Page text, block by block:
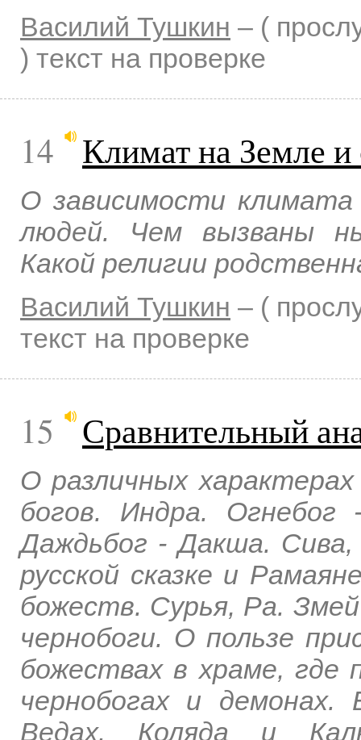
Василий Тушкин – (
) текст на проверке
14 Климат на Земле
О зависимости
людей. Чем вызваны
Какой религии
Василий Тушкин – (
текст на проверке
15 Сравнительный
О различных
богов. Индра.
Даждьбог - Дакша.
русской сказке и
божеств. Сурья, Ра.
чернобоги. О пользе
божествах в храме, где
чернобогах и
Ведах. Коляда и